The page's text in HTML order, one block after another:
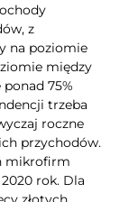
z
na poziomie
między
75%
trzeba
roczne
przychodów.
mikrofirm
rok. Dla